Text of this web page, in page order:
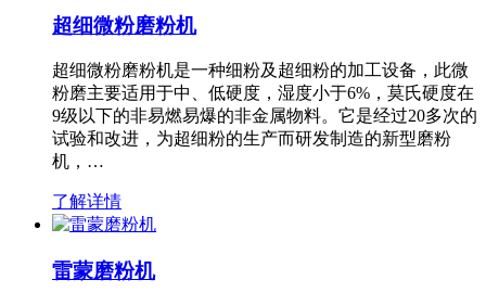
超细微粉磨粉机
超细微粉磨粉机是一种细粉及超细粉的加工设备，此微
粉磨主要适用于中、低硬度，湿度小于6%，莫氏硬度在
9级以下的非易燃易爆的非金属物料。它是经过20多次的
试验和改进，为超细粉的生产而研发制造的新型磨粉
机，…
了解详情
雷蒙磨粉机